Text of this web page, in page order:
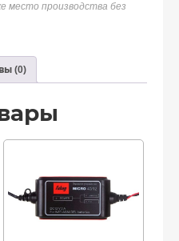
место производства без
(0)